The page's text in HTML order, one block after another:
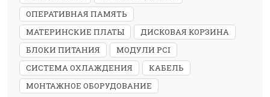
ОПЕРАТИВНАЯ ПАМЯТЬ
МАТЕРИНСКИЕ ПЛАТЫ
ДИСКОВАЯ КОРЗИНА
БЛОКИ ПИТАНИЯ
МОДУЛИ PCI
СИСТЕМА ОХЛАЖДЕНИЯ
КАБЕЛЬ
МОНТАЖНОЕ ОБОРУДОВАНИЕ